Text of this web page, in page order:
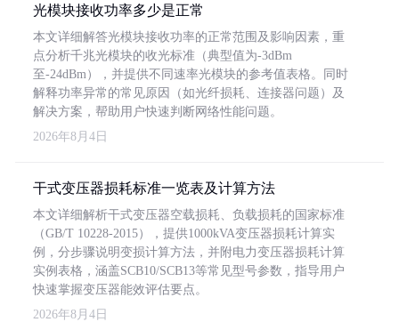
光模块接收功率多少是正常
本文详细解答光模块接收功率的正常范围及影响因素，重
点分析千兆光模块的收光标准（典型值为-3dBm
至-24dBm），并提供不同速率光模块的参考值表格。同时
解释功率异常的常见原因（如光纤损耗、连接器问题）及
解决方案，帮助用户快速判断网络性能问题。
2026年8月4日
干式变压器损耗标准一览表及计算方法
本文详细解析干式变压器空载损耗、负载损耗的国家标准
（GB/T 10228-2015），提供1000kVA变压器损耗计算实
例，分步骤说明变损计算方法，并附电力变压器损耗计算
实例表格，涵盖SCB10/SCB13等常见型号参数，指导用户
快速掌握变压器能效评估要点。
2026年8月4日